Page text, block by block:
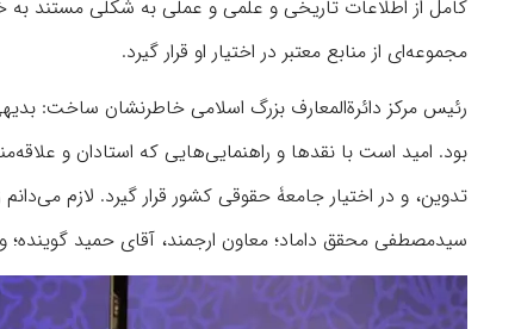
کامل از اطلاعات تاریخى و علمى و عملى به شکلى مستند به
مجموعه‌ای از منابع معتبر در اختیار او قرار گیرد.
رئیس مرکز دائرةالمعارف بزرگ اسلامی خاطرنشان ساخت:
بود. امید است با نقدها و راهنمایی‌هایی که استادان و
تدوین، و در اختیار جامعۀ حقوقى کشور قرار گیرد. لازم
سیدمصطفی محقق داماد؛ معاون ارجمند، آقای حمید گوینده؛